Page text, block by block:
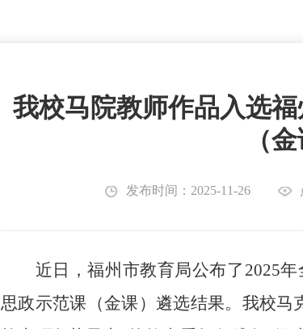
我校马院教师作品入选
（
发布时间：2025-11-26
近日，福州市教育局公布了 2025
思政示范课（金课）遴选结果。我校马